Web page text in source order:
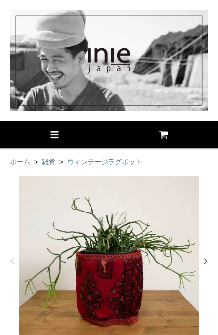
ホーム > 雑貨 > ヴィンテージラグポット